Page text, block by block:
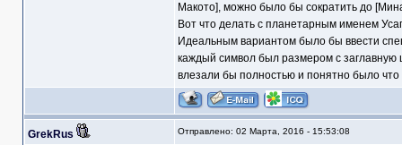
Макото], можно было бы сократить до
Вот что делать с планетарным именем
Идеальным вариантом было бы ввести
каждый символ был размером с
влезали бы полностью и понятно было
GrekRus Отправлено: 02 Марта, 2016 - 15:53:08